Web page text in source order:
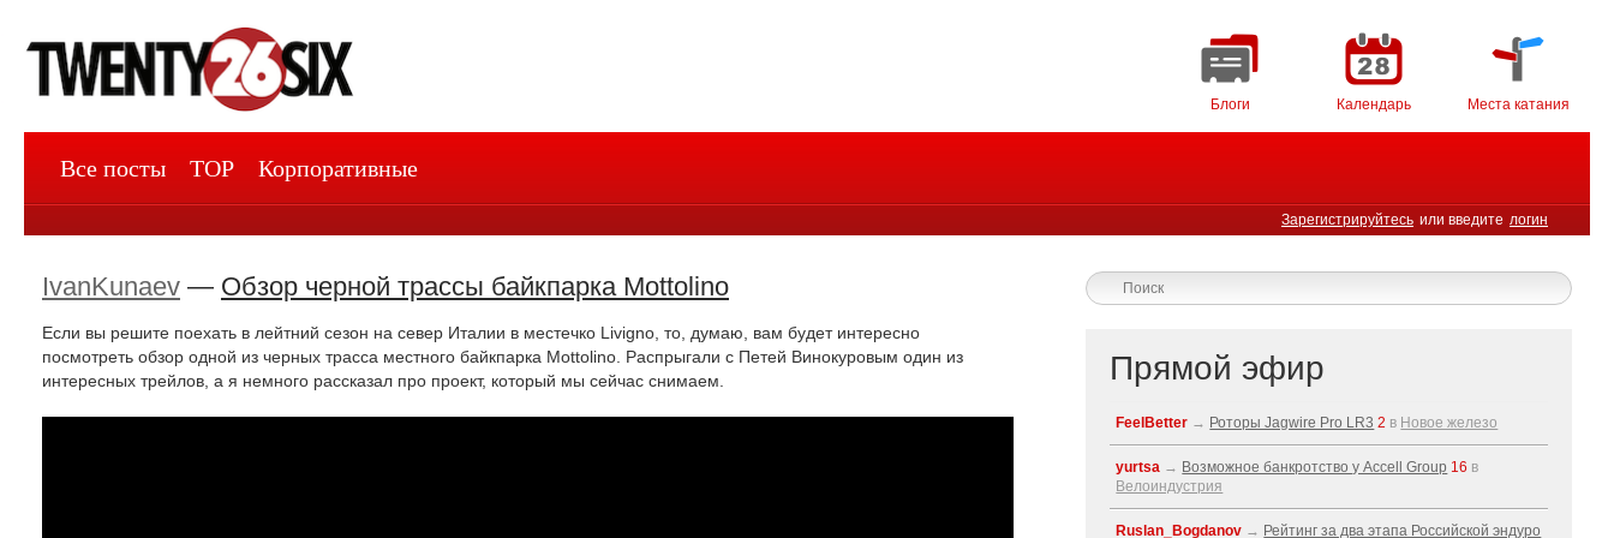
Блоги Календарь Места катания
Зарегистрируйтесь или введите логин
Все посты TOP Корпоративные
IvanKunaev — Обзор черной трассы байкпарка Mottolino
Если вы решите поехать в лейтний сезон на север Италии в местечко Livigno , то, думаю, вам будет интересно
посмотреть обзор одной из черных трасса местного байкпарка Mottolino . Распрыгали с Петей Винокуровым один из
интересных трейлов, а я немного рассказал про проект, который мы сейчас снимаем.
Прямой эфир
FeelBetter → Роторы Jagwire Pro LR3 2 в Новое железо
yurtsa → Возможное банкротство у Accell Group 16 в
Велоиндустрия
Ruslan_Bogdanov → Рейтинг за два этапа Российской эндуро